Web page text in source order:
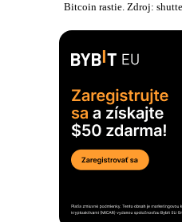
Bitcoin rastie. Zdroj: